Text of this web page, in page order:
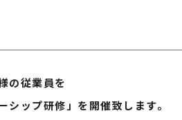
従業員を
プ研修」を開催致します。